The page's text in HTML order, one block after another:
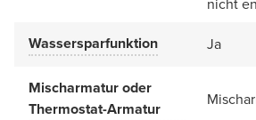
Wassersparfunktion
Ja
Mischarmatur oder
Thermostat-Armatur